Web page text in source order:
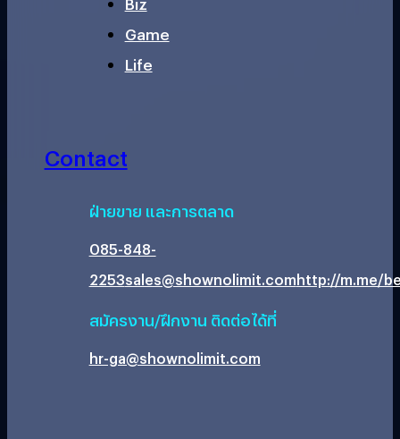
Game
Life
Contact
ฝ่ายขาย และการตลาด
085-848-
2253sales@shownolimit.comhttp://m.me/
สมัครงาน/ฝึกงาน ติดต่อได้ที่
hr-ga@shownolimit.com